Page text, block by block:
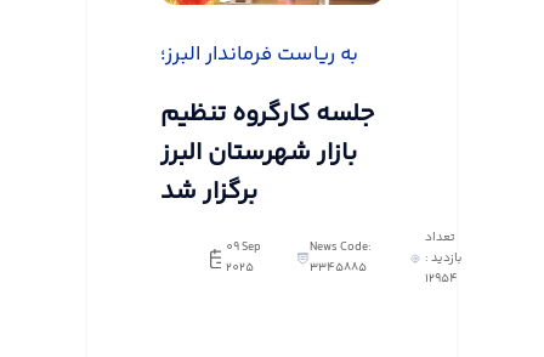
به ریاست فرماندار البرز؛
جلسه کارگروه تنظیم
بازار شهرستان البرز
برگزار شد
09 Sep
2025
News Code:
3345885
تعداد
بازدید :
12954